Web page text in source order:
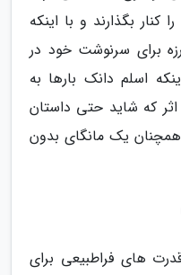
بگذارند و با اینکه
برای سرنوشت خود در
اسلم دانک بارها به
که شاید حتی داستان
یک مانگای بدون
های فراطبیعی برای